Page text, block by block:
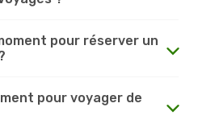
pour réserver un
pour voyager de